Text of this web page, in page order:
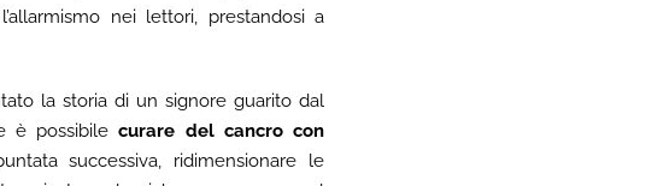
nei lettori, prestandosi a
la storia di un signore guarito dal
è possibilecurare del cancro con
successiva, ridimensionare le